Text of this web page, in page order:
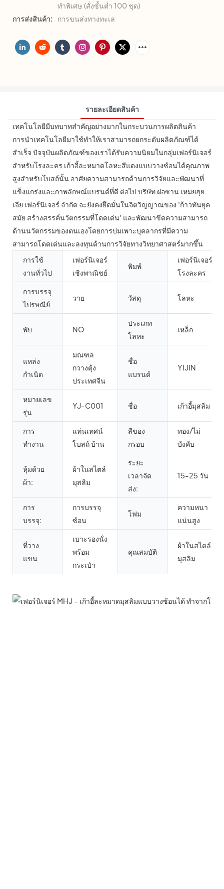
ทำพิเศษ (สั่งขั้นต่ำ 100 ชุด)
การส่งสินค้า:
การขนส่งทางทะเล
รายละเอียดสินค้า
เทคโนโลยีมีบทบาทสำคัญอย่างมากในกระบวนการผลิตสินค้า
การนำเทคโนโลยีมาใช้ทำให้เราสามารถยกระดับผลิตภัณฑ์ได้
สำเร็จ ปัจจุบันผลิตภัณฑ์ของเราได้รับความนิยมในกลุ่มเฟอร์นิเจอร์
สำหรับโรงละคร เก้าอี้ละหมาดโลหะสีแดงแบบวางซ้อนได้คุณภาพ
สูงสำหรับโบสถ์นั้น อาศัยความสามารถด้านการวิจัยและพัฒนาที่
แข็งแกร่งและภาพลักษณ์แบรนด์ที่ดี ต่อไป บริษัท ฝอซาน เหมยฮุย
เจีย เฟอร์นิเจอร์ จำกัด จะยังคงยึดมั่นในจิตวิญญาณของ 'ก้าวทันยุค
สมัย สร้างสรรค์นวัตกรรมที่โดดเด่น' และพัฒนาขีดความสามารถ
ด้านนวัตกรรมของตนเองโดยการบ่มเพาะบุคลากรที่มีความ
สามารถโดดเด่นและลงทุนด้านการวิจัยทางวิทยาศาสตร์มากขึ้น
การใช้
งานทั่วไป
เฟอร์นิเจอร์
เชิงพาณิชย์
พิมพ์
เฟอร์นิเจอร์
โรงละคร
การบรรจุ
ไปรษณีย์
วาย วัสดุ โลหะ
พับ NO
ประเภท
โลหะ
เหล็ก
แหล่ง
กำเนิด
มณฑล
กวางตุ้ง
ประเทศจีน
ชื่อ
แบรนด์
YIJIN
หมายเลข
รุ่น
YJ-C001 ชื่อ เก้าอี้มุสลิม
การ
ทำงาน
แท่นเทศน์
โบสถ์ บ้าน
สีของ
กรอบ
ทอง/ไม่
บังคับ
หุ้มด้วย
ผ้า:
ผ้าในสไตล์
มุสลิม
ระยะ
เวลาจัด
ส่ง:
15-25 วัน
การ
บรรจุ:
การบรรจุ
ซ้อน
โฟม
ความหนา
แน่นสูง
ที่วาง
แขน
เบาะรองนั่ง
พร้อม
กระเป๋า
คุณสมบัติ
ผ้าในสไตล์
มุสลิม